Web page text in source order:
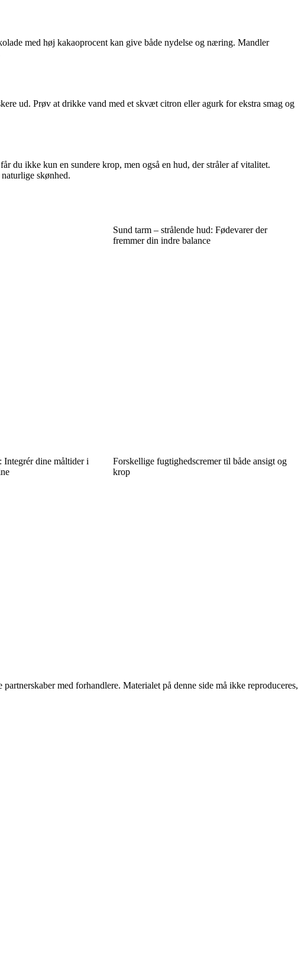
med høj kakaoprocent kan give både nydelse og næring. Mandler
ud. Prøv at drikke vand med et skvæt citron eller agurk for ekstra smag og
du ikke kun en sundere krop, men også en hud, der stråler af vitalitet.
skønhed.
Sund tarm – strålende hud: Fødevarer der
fremmer din indre balance
Integrér dine måltider i
Forskellige fugtighedscremer til både ansigt og
krop
med forhandlere. Materialet på denne side må ikke reproduceres,